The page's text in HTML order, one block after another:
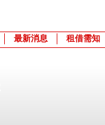
最新消息 租借需知